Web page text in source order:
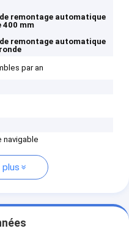
remontage automatique
400 mm
remontage automatique
par an
navigable
plus